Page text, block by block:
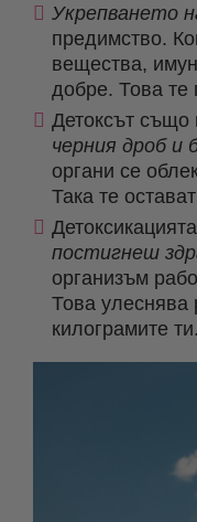
Укрепването
предимство.
вещества,
добре. Това те
Детоксът също
черния дроб и
органи се
Така те
постигнеш
организъм
Това улеснява
килограмите ти.